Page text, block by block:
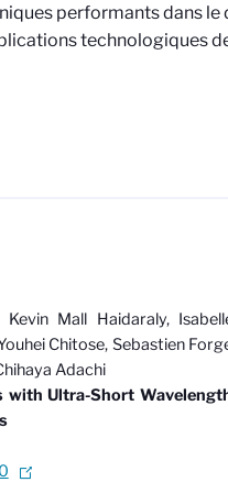
performants dans le
technologiques
Mall Haidaraly,
Chitose, Sebastien
Adachi
Ultra-Short